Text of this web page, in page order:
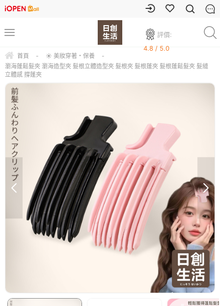
評價:
4.8 / 5.0
首頁 - ☀ 美妝穿著・保養
-
瀏海蓬鬆髮夾 瀏海造型夾 髮根立體造型夾 髮根夾 髮根蓬夾 髮根蓬鬆髮夾 髮縫
立體感 撐蓬夾